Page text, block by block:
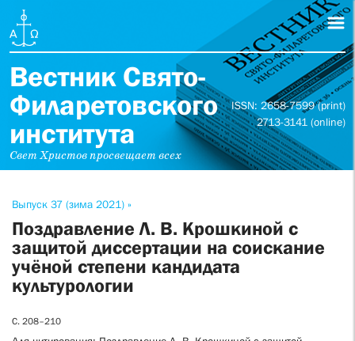
Вестник Свято-
Филаретовского
института
Свет Христов просвещает всех
ISSN: 2658-7599 (print)
2713-3141 (online)
Выпуск 37 (зима 2021) »
Поздравление Л. В. Крошкиной с
защитой диссертации на соискание
учёной степени кандидата
культурологии
С. 208–210